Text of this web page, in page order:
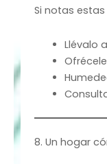
Si notas estas
Llévalo
8. Un hogar